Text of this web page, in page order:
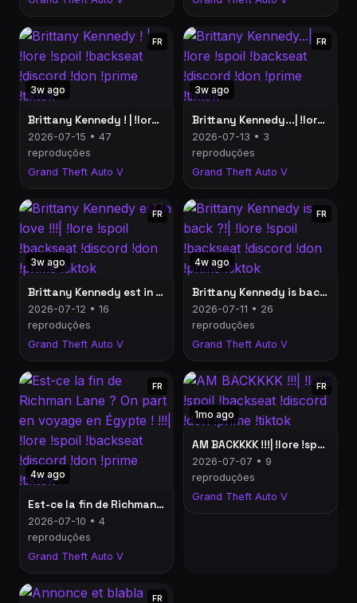
3w ago
FR
Brittany Kennedy ! | !lore !spoil !backseat !discord !don !prime !tiktok
2026-07-15 • 47
reproduções
Grand Theft Auto V
3w ago
FR
Brittany Kennedy...| !lore !spoil !backseat !discord !don !prime !tiktok
2026-07-13 • 3
reproduções
Grand Theft Auto V
3w ago
FR
Brittany Kennedy est in love !!!| !lore !spoil !backseat !discord !don !prime !tiktok
2026-07-12 • 16
reproduções
Grand Theft Auto V
4w ago
FR
Brittany Kennedy is back ?!| !lore !spoil !backseat !discord !don !prime !tiktok
2026-07-11 • 26
reproduções
Grand Theft Auto V
4w ago
FR
Est-ce la fin de Richman Lane ? On part en voyage en Égypte ! !!!| !lore !spoil !backseat !discord !don !prime !tiktok
2026-07-10 • 4
reproduções
Grand Theft Auto V
1mo ago
FR
AM BACKKKK !!!| !lore !spoil !backseat !discord !don !prime !tiktok
2026-07-07 • 9
reproduções
Grand Theft Auto V
FR